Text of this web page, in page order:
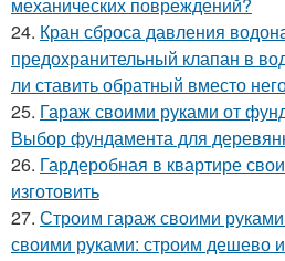
механических повреждений?
24. Кран сброса давления
предохранительный клапан в
ли ставить обратный вместо
25. Гараж своими руками от
Выбор фундамента для
26. Гардеробная в квартире
изготовить
27. Строим гараж своими
своими руками: строим дешево